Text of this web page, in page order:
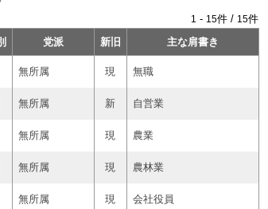
1 - 15件 / 15件
党派 新旧 主な肩書き
無所属 現 無職
無所属 新 自営業
無所属 現 農業
無所属 現 農林業
無所属 現 会社役員